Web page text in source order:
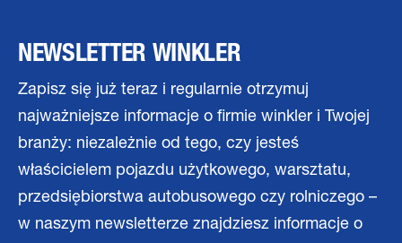
NEWSLETTER WINKLER
Zapisz się już teraz i regularnie otrzymuj
najważniejsze informacje o firmie winkler i Twojej
branży: niezależnie od tego, czy jesteś
właścicielem pojazdu użytkowego, warsztatu,
przedsiębiorstwa autobusowego czy rolniczego –
w naszym newsletterze znajdziesz informacje o